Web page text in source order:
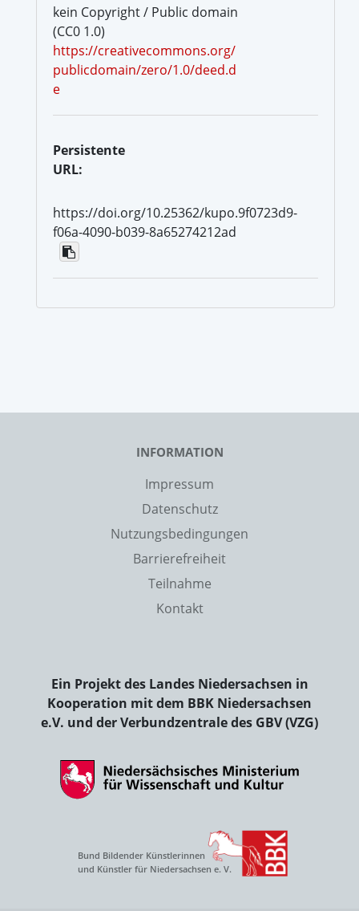
kein Copyright / Public domain
(CC0 1.0)
https://creativecommons.org/
publicdomain/zero/1.0/deed.d
e
Persistente
URL:
https://doi.org/10.25362/kupo.9f0723d9-
f06a-4090-b039-8a65274212ad
INFORMATION
Impressum
Datenschutz
Nutzungsbedingungen
Barrierefreiheit
Teilnahme
Kontakt
Ein Projekt des Landes Niedersachsen in
Kooperation mit dem BBK Niedersachsen
e.V. und der Verbundzentrale des GBV (VZG)
Bund Bildender Künstlerinnen
und Künstler für Niedersachsen e. V.